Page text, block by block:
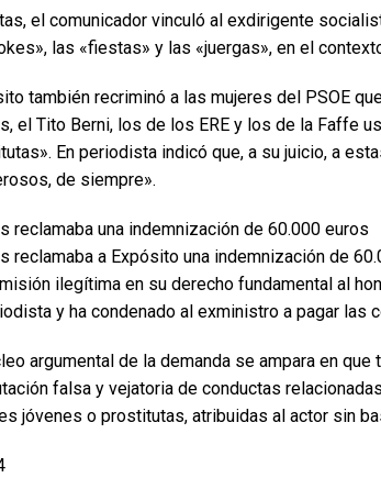
el comunicador vinculó al exdirigente
las «fiestas» y las «juergas», en el
también recriminó a las mujeres del PSOE
el Tito Berni, los de los ERE y los de la Faffe
En periodista indicó que, a su juicio, a
de siempre».
reclamaba una indemnización de 60.000 euros
reclamaba a Expósito una indemnización de
ilegítima en su derecho fundamental al
y ha condenado al exministro a pagar las
argumental de la demanda se ampara en
falsa y vejatoria de conductas
jóvenes o prostitutas, atribuidas al actor sin